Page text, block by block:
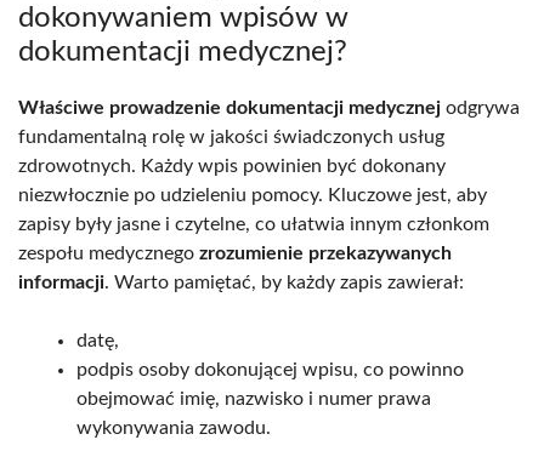
dokonywaniem wpisów w
dokumentacji medycznej?
Właściwe prowadzenie dokumentacji medycznej odgrywa
fundamentalną rolę w jakości świadczonych usług
zdrowotnych. Każdy wpis powinien być dokonany
niezwłocznie po udzieleniu pomocy. Kluczowe jest, aby
zapisy były jasne i czytelne, co ułatwia innym członkom
zespołu medycznego zrozumienie przekazywanych
informacji. Warto pamiętać, by każdy zapis zawierał:
datę,
podpis osoby dokonującej wpisu, co powinno
obejmować imię, nazwisko i numer prawa
wykonywania zawodu.